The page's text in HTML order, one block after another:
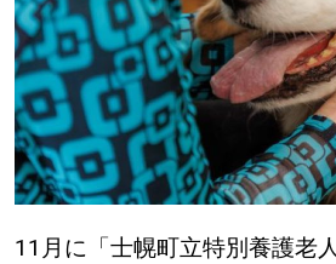
プライバシーポリシー
閉じる
11月に「士幌町立特別養護老